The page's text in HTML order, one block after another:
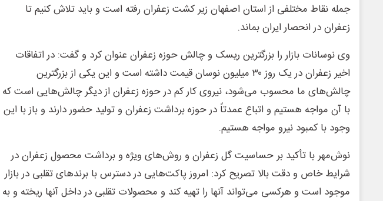
جمله نقاط مختلفی از استان اصفهان زیر کشت زعفران رفته است و باید تلاش کنیم تا
زعفران در انحصار ایران بماند.
وی نوسانات بازار را بزرگترین ریسک و چالش حوزه زعفران عنوان کرد و گفت: در اتفاقات
اخیر زعفران در یک روز ۳۰ میلیون نوسان قیمت داشته است و این یکی از بزرگترین
چالش‌های ما محسوب می‌شود، نیروی کار کم در حوزه زعفران از دیگر چالش‌هایی است که
با آن مواجه هستیم و اتباع عمدتاً در حوزه برداشت زعفران و تولید حضور دارند و باز با این
وجود با کمبود نیرو مواجه هستیم.
نوش‌مهر با تأکید بر حساسیت گل زعفران و روش‌های ویژه و برداشت محصول زعفران در
شرایط خاص و دقت بالا تصریح کرد: امروز پاکت‌هایی در دسترس با برندهای تقلبی در بازار
موجود است و هرکسی می‌تواند آنها را تهیه کند و محصولات تقلبی در داخل آنها ریخته و به